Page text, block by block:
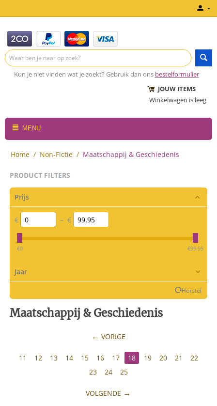
Kun je niet vinden wat je zoekt? Gebruik dan ons bestelformulier
JOUW ITEMS
Winkelwagen is leeg
MENU
Home / Non-Fictie / Maatschappij & Geschiedenis
PRODUCT FILTERS
Prijs
€ – €
‎€0 ‎€99.95
Jaar
Herstel
Maatschappij & Geschiedenis
VORIGE
11 12 13 14 15 16 17 18 19 20 21
22
23
24 25
VOLGENDE